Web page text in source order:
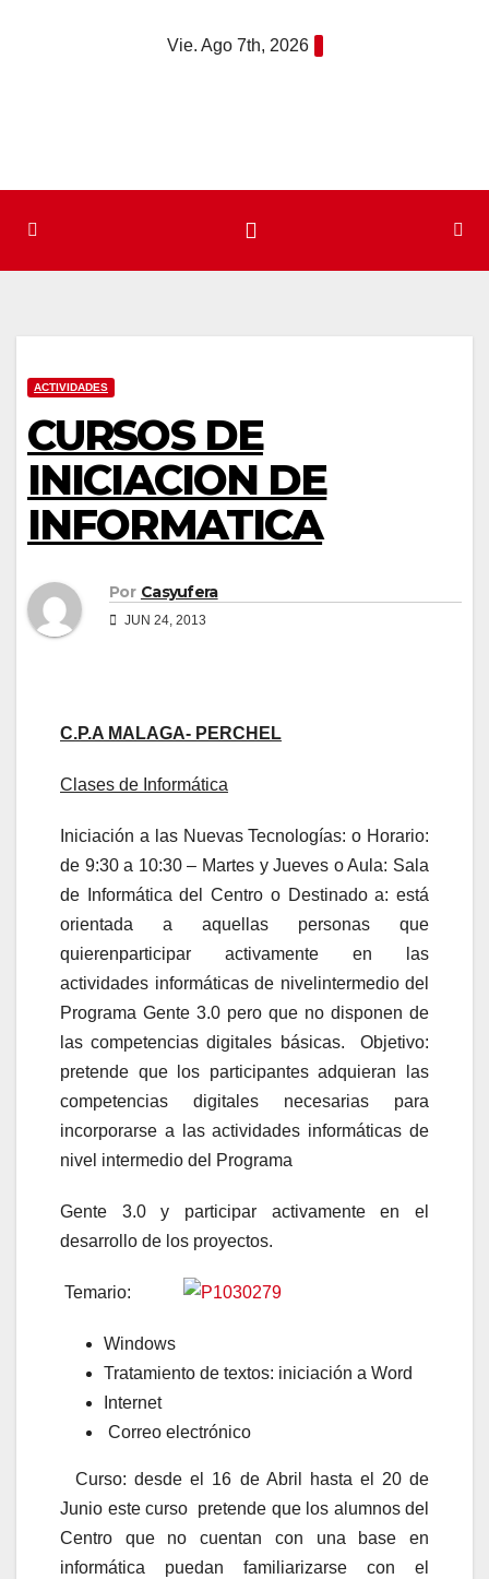
Vie. Ago 7th, 2026
ACTIVIDADES
CURSOS DE
INICIACION DE
INFORMATICA
Por Casyufera
JUN 24, 2013
C.P.A MALAGA- PERCHEL
Clases de Informática
Iniciación a las Nuevas Tecnologías: o Horario:
de 9:30 a 10:30 – Martes y Jueves o Aula: Sala
de Informática del Centro o Destinado a: está
orientada a aquellas personas que
quierenparticipar activamente en las
actividades informáticas de nivelintermedio del
Programa Gente 3.0 pero que no disponen de
las competencias digitales básicas. Objetivo:
pretende que los participantes adquieran las
competencias digitales necesarias para
incorporarse a las actividades informáticas de
nivel intermedio del Programa
Gente 3.0 y participar activamente en el
desarrollo de los proyectos.
Temario:
Windows
Tratamiento de textos: iniciación a Word
Internet
Correo electrónico
Curso: desde el 16 de Abril hasta el 20 de
Junio este curso pretende que los alumnos del
Centro que no cuentan con una base en
informática puedan familiarizarse con el